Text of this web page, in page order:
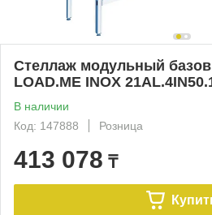
Стеллаж модульный
LOAD.ME INOX
В наличии
Код: 147888
Розница
413 078 ₸